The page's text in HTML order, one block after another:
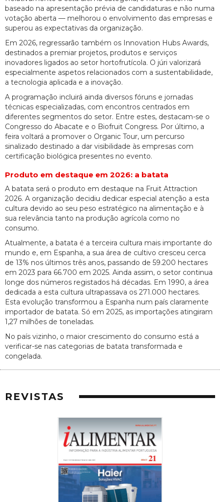
baseado na apresentação prévia de candidaturas e não numa
votação aberta — melhorou o envolvimento das empresas e
superou as expectativas da organização.
Em 2026, regressarão também os Innovation Hubs Awards,
destinados a premiar projetos, produtos e serviços
inovadores ligados ao setor hortofrutícola. O júri valorizará
especialmente aspetos relacionados com a sustentabilidade,
a tecnologia aplicada e a inovação.
A programação incluirá ainda diversos fóruns e jornadas
técnicas especializadas, com encontros centrados em
diferentes segmentos do setor. Entre estes, destacam-se o
Congresso do Abacate e o Biofruit Congress. Por último, a
feira voltará a promover o Organic Tour, um percurso
sinalizado destinado a dar visibilidade às empresas com
certificação biológica presentes no evento.
Produto em destaque em 2026: a batata
A batata será o produto em destaque na Fruit Attraction
2026. A organização decidiu dedicar especial atenção a esta
cultura devido ao seu peso estratégico na alimentação e à
sua relevância tanto na produção agrícola como no
consumo.
Atualmente, a batata é a terceira cultura mais importante do
mundo e, em Espanha, a sua área de cultivo cresceu cerca
de 13% nos últimos três anos, passando de 59.200 hectares
em 2023 para 66.700 em 2025. Ainda assim, o setor continua
longe dos números registados há décadas. Em 1990, a área
dedicada a esta cultura ultrapassava os 271.000 hectares.
Esta evolução transformou a Espanha num país claramente
importador de batata. Só em 2025, as importações atingiram
1,27 milhões de toneladas.
No país vizinho, o maior crescimento do consumo está a
verificar-se nas categorias de batata transformada e
congelada.
REVISTAS